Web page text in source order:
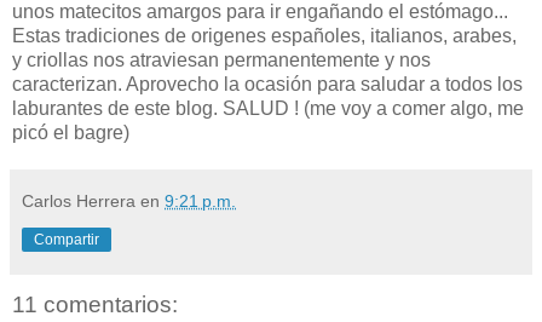
unos matecitos amargos para ir engañando el estómago...
Estas tradiciones de origenes españoles, italianos, arabes,
y criollas nos atraviesan permanentemente y nos
caracterizan. Aprovecho la ocasión para saludar a todos los
laburantes de este blog. SALUD ! (me voy a comer algo, me
picó el bagre)
Carlos Herrera en 9:21 p.m.
Compartir
11 comentarios: